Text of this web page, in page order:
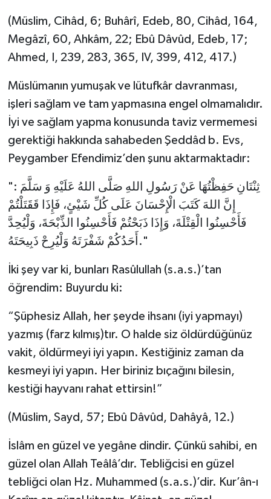
(Müslim, Cihâd, 6; Buhârî, Edeb, 80, Cihâd, 164,
Megâzî, 60, Ahkâm, 22; Ebû Dâvûd, Edeb, 17;
Ahmed, I, 239, 283, 365, IV, 399, 412, 417.)
Müslümanın yumuşak ve lütufkâr davranması,
işleri sağlam ve tam yapmasına engel olmamalıdır.
İyi ve sağlam yapma konusunda taviz vermemesi
gerektiği hakkında sahabeden Şeddâd b. Evs,
Peygamber Efendimiz’den şunu aktarmaktadır:
ثِنْتَانِ حَفِظْتُهَا عَنْ رَسُولِ اللهِ صَلَّى اللهُ عَلَيْهِ وَ سَلَّمَ :"
إِنَّ اللهَ كَتَبَ الْإِحْسَانَ عَلَى كُلِّ شَيْئٍ، فَإِذَا قَقَتَلْتُمْ
فَأَحْسِنُوا الْقِتْلَةَ، وَإِذَا ذَبَحْتُمْ فَأَحْسِنُوا الذِّبْحَةَ، وَلْيُحِدَّ
أَحَدُكُمْ شَفْرَتَهُ وَلْيُرِحْ ذَبِيحَتَهُ."
İki şey var ki, bunları Rasûlullah (s.a.s.)’tan
öğrendim: Buyurdu ki:
“Şüphesiz Allah, her şeyde ihsanı (iyi yapmayı)
yazmış (farz kılmış)tır. O halde siz öldürdüğünüz
vakit, öldürmeyi iyi yapın. Kestiğiniz zaman da
kesmeyi iyi yapın. Her biriniz bıçağını bilesin,
kestiği hayvanı rahat ettirsin!”
(Müslim, Sayd, 57; Ebû Dâvûd, Dahâyâ, 12.)
İslâm en güzel ve yegâne dindir. Çünkü sahibi, en
güzel olan Allah Teâlâ’dır. Tebliğcisi en güzel
tebliğci olan Hz. Muhammed (s.a.s.)’dir. Kur’ân-ı